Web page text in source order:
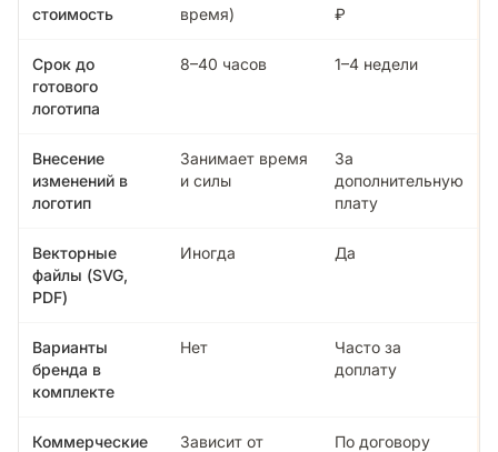
стоимость
время)
₽
Срок до
готового
логотипа
8–40 часов 1–4 недели
Внесение
изменений в
логотип
Занимает время
и силы
За
дополнительную
плату
Векторные
файлы (SVG,
PDF)
Иногда Да
Варианты
бренда в
комплекте
Нет
Часто за
доплату
Коммерческие
Зависит от
По договору